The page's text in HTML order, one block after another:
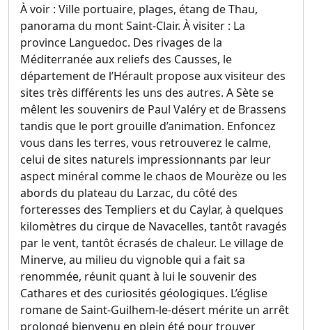
À voir : Ville portuaire, plages, étang de Thau,
panorama du mont Saint-Clair. À visiter : La
province Languedoc. Des rivages de la
Méditerranée aux reliefs des Causses, le
département de l’Hérault propose aux visiteur des
sites très différents les uns des autres. A Sète se
mêlent les souvenirs de Paul Valéry et de Brassens
tandis que le port grouille d’animation. Enfoncez
vous dans les terres, vous retrouverez le calme,
celui de sites naturels impressionnants par leur
aspect minéral comme le chaos de Mourèze ou les
abords du plateau du Larzac, du côté des
forteresses des Templiers et du Caylar, à quelques
kilomètres du cirque de Navacelles, tantôt ravagés
par le vent, tantôt écrasés de chaleur. Le village de
Minerve, au milieu du vignoble qui a fait sa
renommée, réunit quant à lui le souvenir des
Cathares et des curiosités géologiques. L’église
romane de Saint-Guilhem-le-désert mérite un arrêt
prolongé bienvenu en plein été pour trouver